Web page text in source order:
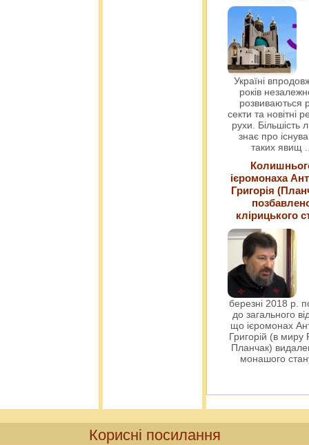
Україні
років
розвиваються
секти та новітні
рухи. Більшість
знає про
таких явищ
ієромонаха
Григорія
клірицького
березні 2018 р.
до загального
що ієромонах
Григорій (в миру
Планчак)
монашого
Корисні посилання